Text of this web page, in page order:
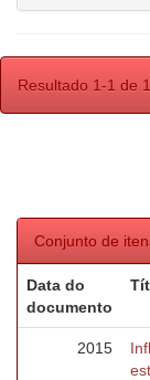
Resultado 1-1 de 1.
Conjunto de
Data do
documento
2015